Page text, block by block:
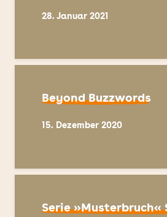
28. Januar 2021
Beyond Buzzwords
15. Dezember 2020
Serie »Musterbruch«